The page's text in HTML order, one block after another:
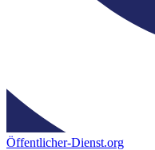
Öffentlicher-Dienst.org